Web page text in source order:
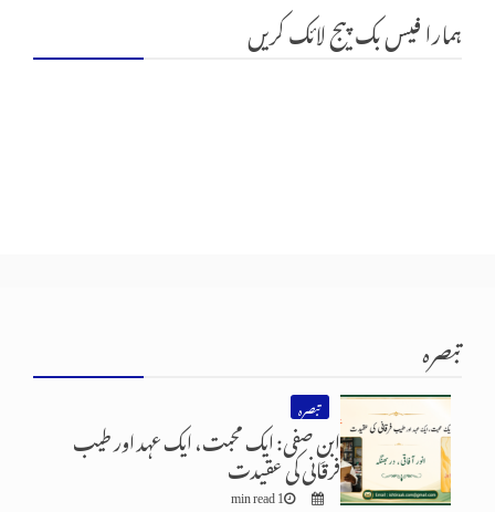
ہمارا فیس بک پیج لائک کریں
تبصرہ
تبصرہ
ابنِ صفی: ایک محبت، ایک عہد اور طیب
فرقانی کی عقیدت
1 min read